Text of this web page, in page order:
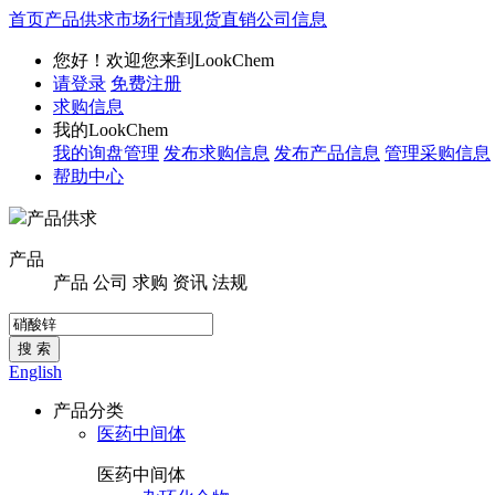
首页产品供求市场行情现货直销公司信息
您好！欢迎您来到LookChem
请登录 免费注册
求购信息
我的LookChem
我的询盘管理 发布求购信息 发布产品信息 管理采购信息
帮助中心
产品供求
产品
产品 公司 求购 资讯 法规
搜 索
English
产品分类
医药中间体
医药中间体